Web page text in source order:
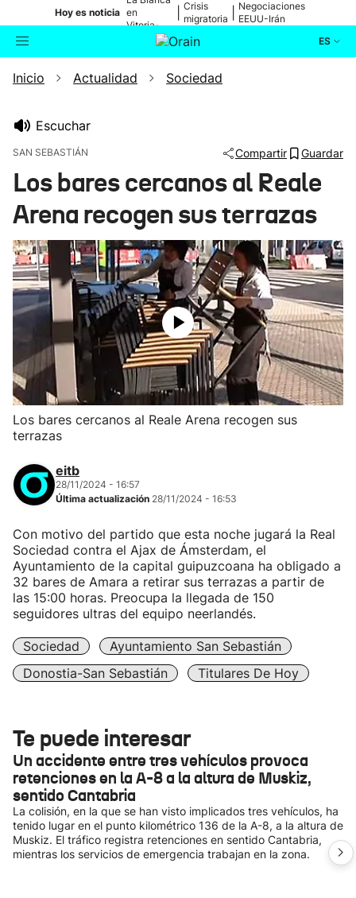
Hoy es noticia en
Vitoria-
Gasteiz
Crisis
migratoria
Negociaciones
EEUU-Irán
ES
Buscador Actualidad
Ikusmiran
Eguraldia
Inicio Actualidad Sociedad
Escuchar
SAN SEBASTIÁN Compartir Guardar
Los bares cercanos al Reale
Arena recogen sus terrazas
Los bares cercanos al Reale Arena recogen sus
terrazas
eitb
28/11/2024 - 16:57
Última actualización 28/11/2024 - 16:53
Con motivo del partido que esta noche jugará la Real
Sociedad contra el Ajax de Ámsterdam, el
Ayuntamiento de la capital guipuzcoana ha obligado a
32 bares de Amara a retirar sus terrazas a partir de
las 15:00 horas. Preocupa la llegada de 150
seguidores ultras del equipo neerlandés.
Sociedad
Ayuntamiento San Sebastián
Donostia-San Sebastián
Titulares De Hoy
Te puede interesar
Un accidente entre tres vehículos provoca
retenciones en la A-8 a la altura de Muskiz,
sentido Cantabria
La colisión, en la que se han visto implicados tres vehículos, ha
tenido lugar en el punto kilométrico 136 de la A-8, a la altura de
Muskiz. El tráfico registra retenciones en sentido Cantabria,
mientras los servicios de emergencia trabajan en la zona.